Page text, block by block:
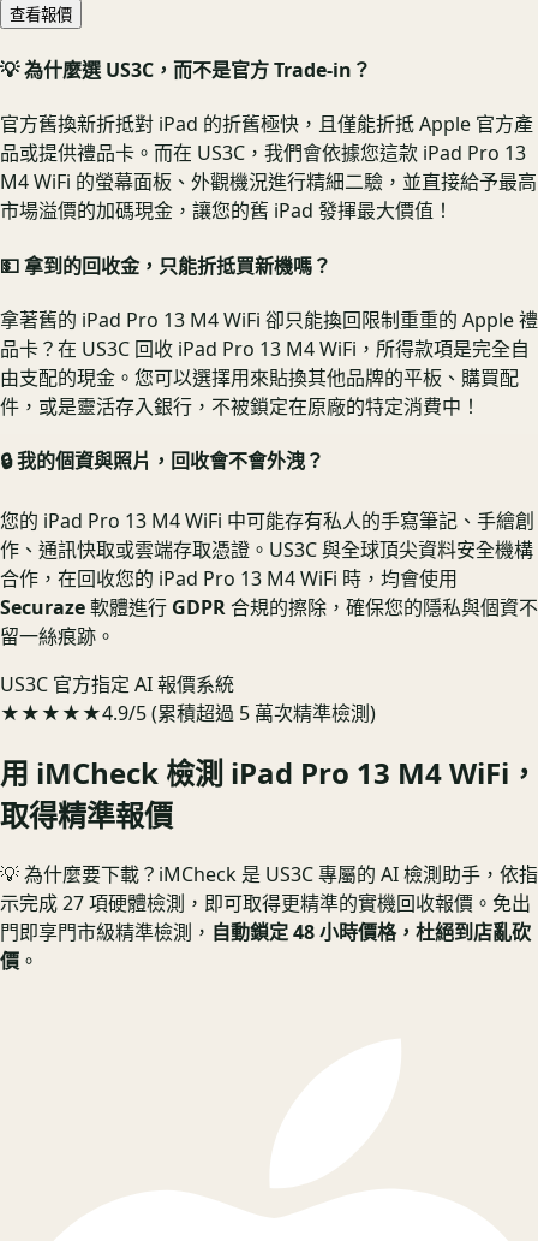
查看報價
💡 為什麼選 US3C，而不是官方 Trade-in？
官方舊換新折抵對 iPad 的折舊極快，且僅能折抵 Apple 官方產
品或提供禮品卡。而在 US3C，我們會依據您這款 iPad Pro 13
M4 WiFi 的螢幕面板、外觀機況進行精細二驗，並直接給予最高
市場溢價的加碼現金，讓您的舊 iPad 發揮最大價值！
💵 拿到的回收金，只能折抵買新機嗎？
拿著舊的 iPad Pro 13 M4 WiFi 卻只能換回限制重重的 Apple 禮
品卡？在 US3C 回收 iPad Pro 13 M4 WiFi，所得款項是完全自
由支配的現金。您可以選擇用來貼換其他品牌的平板、購買配
件，或是靈活存入銀行，不被鎖定在原廠的特定消費中！
🔒 我的個資與照片，回收會不會外洩？
您的 iPad Pro 13 M4 WiFi 中可能存有私人的手寫筆記、手繪創
作、通訊快取或雲端存取憑證。US3C 與全球頂尖資料安全機構
合作，在回收您的 iPad Pro 13 M4 WiFi 時，均會使用
Securaze軟體進行 GDPR合規的擦除，確保您的隱私與個資不
留一絲痕跡。
US3C 官方指定 AI 報價系統
★★★★★4.9/5 (累積超過 5 萬次精準檢測)
用 iMCheck 檢測 iPad Pro 13 M4 WiFi ，
取得精準報價
💡 為什麼要下載？ iMCheck 是 US3C 專屬的 AI 檢測助手，依指
示完成 27 項硬體檢測，即可取得更精準的實機回收報價。 免出
門即享門市級精準檢測， 自動鎖定 48 小時價格，杜絕到店亂砍
價 。